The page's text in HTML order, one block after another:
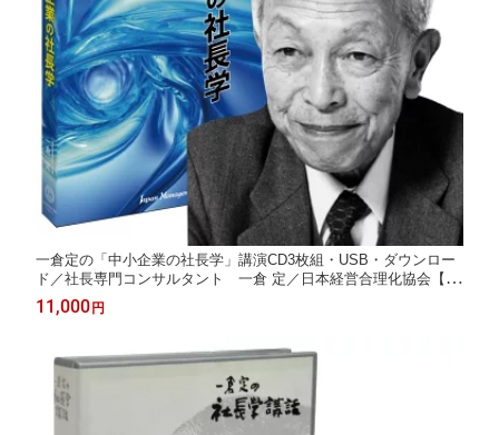
一倉定の「中小企業の社長学」講演CD3枚組・USB・ダウンロー
ド／社長専門コンサルタント 一倉 定／日本経営合理化協会【講
演チャンネル】
11,000円